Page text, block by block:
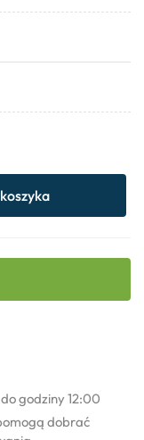
godziny 12:00
dobrać